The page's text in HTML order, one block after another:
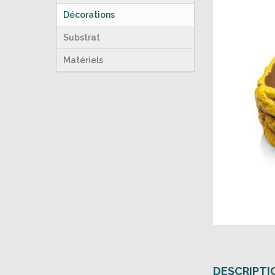
Décorations
Substrat
Matériels